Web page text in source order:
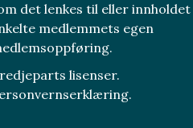
det lenkes til eller
medlemmets egen
lisenser.